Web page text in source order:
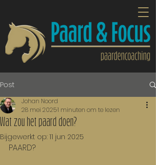
Post
Wat zou het paard doen?
Johan Noord
28 mei 20251 minuten om te lezen
Bijgewerkt op: 11 jun 2025
PAARD?